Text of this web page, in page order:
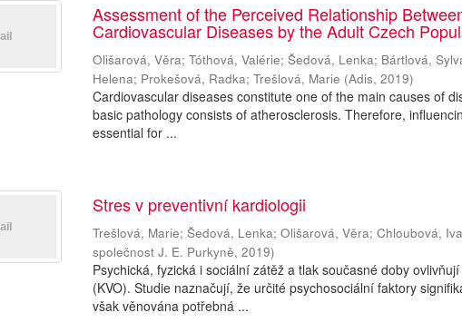
Assessment of the Perceived Relationship
Cardiovascular Diseases by the Adult Czech
Olišarová, Věra;Tóthová, Valérie;Šedová, Lenka; Bártlová,
Helena; Prokešová, Radka;Trešlová, Marie (Adis,2019)
Cardiovascular diseases constitute one of the main causes of
basic pathology consists of atherosclerosis. Therefore,
essential for ...
Stres v preventivní kardiologii
Trešlová, Marie;Šedová, Lenka;Olišarová, Věra;Chloubová, Iva
společnost J. E. Purkyně,2019)
Psychická, fyzická i sociální zátěž a tlak současné doby
(KVO). Studie naznačují, že určité psychosociální faktory
však věnována potřebná ...